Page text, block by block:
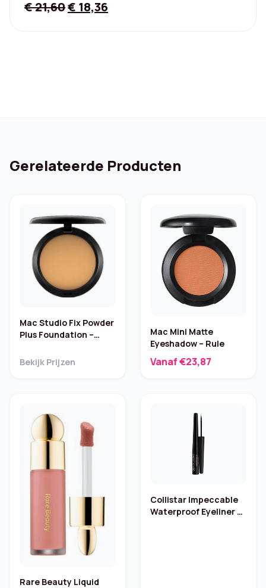
€21,60Original
€ 18,36
Gerelateerde Producten
Mac Studio Fix Powder
Plus Foundation –
Bekijk Prijzen
Mac Mini Matte
Eyeshadow – Rule
Vanaf €23,87
Rare Beauty Liquid
Collistar Impeccable
Waterproof Eyeliner –